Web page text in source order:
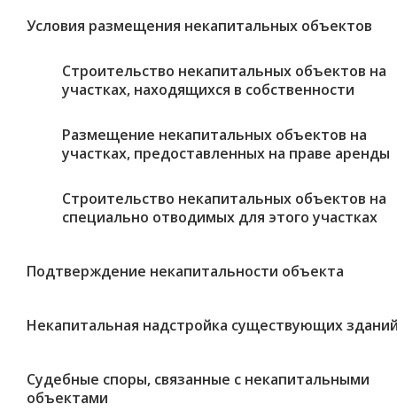
Условия размещения некапитальных объектов
Строительство некапитальных объектов на
участках, находящихся в собственности
Размещение некапитальных объектов на
участках, предоставленных на праве аренды
Строительство некапитальных объектов на
специально отводимых для этого участках
Подтверждение некапитальности объекта
Некапитальная надстройка существующих
Судебные споры, связанные с некапитальными
объектами